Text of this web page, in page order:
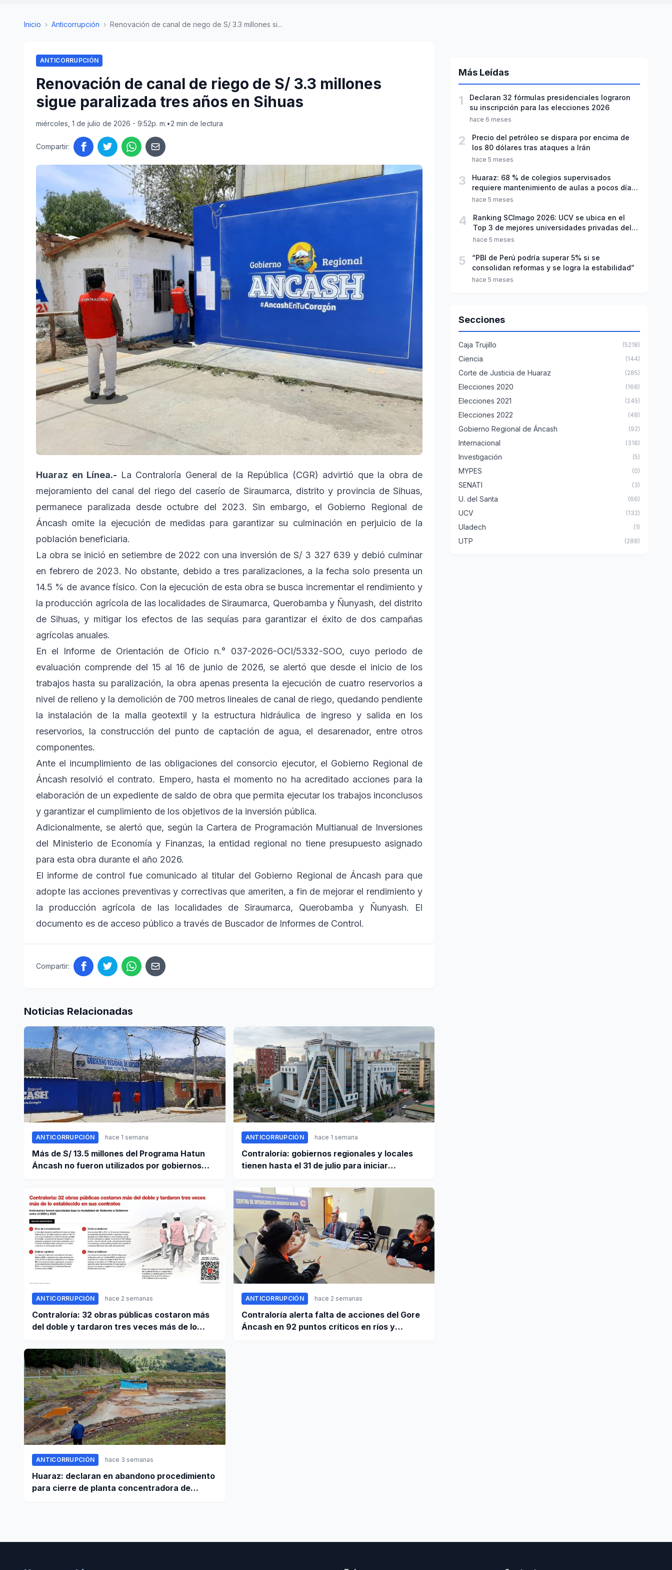
Inicio › Anticorrupción › Renovación de canal de riego de S/ 3.3 millones si...
ANTICORRUPCIÓN
Renovación de canal de riego de S/ 3.3 millones
sigue paralizada tres años en Sihuas
miércoles, 1 de julio de 2026 - 9:52p. m.•2 min de lectura
Compartir:
Huaraz en Línea.- La Contraloría General de la República (CGR) advirtió que la obra de
mejoramiento del canal del riego del caserío de Siraumarca, distrito y provincia de Sihuas,
permanece paralizada desde octubre del 2023. Sin embargo, el Gobierno Regional de
Áncash omite la ejecución de medidas para garantizar su culminación en perjuicio de la
población beneficiaria.
La obra se inició en setiembre de 2022 con una inversión de S/ 3 327 639 y debió culminar
en febrero de 2023. No obstante, debido a tres paralizaciones, a la fecha solo presenta un
14.5 % de avance físico. Con la ejecución de esta obra se busca incrementar el rendimiento y
la producción agrícola de las localidades de Siraumarca, Querobamba y Ñunyash, del distrito
de Sihuas, y mitigar los efectos de las sequías para garantizar el éxito de dos campañas
agrícolas anuales.
En el Informe de Orientación de Oficio n.° 037-2026-OCI/5332-SOO, cuyo periodo de
evaluación comprende del 15 al 16 de junio de 2026, se alertó que desde el inicio de los
trabajos hasta su paralización, la obra apenas presenta la ejecución de cuatro reservorios a
nivel de relleno y la demolición de 700 metros lineales de canal de riego, quedando pendiente
la instalación de la malla geotextil y la estructura hidráulica de ingreso y salida en los
reservorios, la construcción del punto de captación de agua, el desarenador, entre otros
componentes.
Ante el incumplimiento de las obligaciones del consorcio ejecutor, el Gobierno Regional de
Áncash resolvió el contrato. Empero, hasta el momento no ha acreditado acciones para la
elaboración de un expediente de saldo de obra que permita ejecutar los trabajos inconclusos
y garantizar el cumplimiento de los objetivos de la inversión pública.
Adicionalmente, se alertó que, según la Cartera de Programación Multianual de Inversiones
del Ministerio de Economía y Finanzas, la entidad regional no tiene presupuesto asignado
para esta obra durante el año 2026.
El informe de control fue comunicado al titular del Gobierno Regional de Áncash para que
adopte las acciones preventivas y correctivas que ameriten, a fin de mejorar el rendimiento y
la producción agrícola de las localidades de Siraumarca, Querobamba y Ñunyash. El
documento es de acceso público a través de Buscador de Informes de Control.
Compartir:
Noticias Relacionadas
ANTICORRUPCIÓN hace 1 semana
Más de S/ 13.5 millones del Programa Hatun
Áncash no fueron utilizados por gobiernos
ANTICORRUPCIÓN hace 1 semana
Contraloría: gobiernos regionales y locales
tienen hasta el 31 de julio para iniciar
ANTICORRUPCIÓN hace 2 semanas
Contraloría: 32 obras públicas costaron más
del doble y tardaron tres veces más de lo
ANTICORRUPCIÓN hace 2 semanas
Contraloría alerta falta de acciones del Gore
Áncash en 92 puntos críticos en ríos y
ANTICORRUPCIÓN hace 3 semanas
Huaraz: declaran en abandono procedimiento
para cierre de planta concentradora de
Más Leídas
1
Declaran 32 fórmulas presidenciales lograron
su inscripción para las elecciones 2026
hace 6 meses
2
Precio del petróleo se dispara por encima de
los 80 dólares tras ataques a Irán
hace 5 meses
3
Huaraz: 68 % de colegios supervisados
requiere mantenimiento de aulas a pocos días
de inicio del año escolar 2026
hace 5 meses
4
Ranking SCImago 2026: UCV se ubica en el
Top 3 de mejores universidades privadas del
Perú
hace 5 meses
5
“PBI de Perú podría superar 5% si se
consolidan reformas y se logra la estabilidad”
hace 5 meses
Secciones
Caja Trujillo (5218)
Ciencia (144)
Corte de Justicia de Huaraz (285)
Elecciones 2020 (168)
Elecciones 2021 (245)
Elecciones 2022 (48)
Gobierno Regional de Áncash (92)
Internacional (318)
Investigación (5)
MYPES (0)
SENATI (3)
U. del Santa (66)
UCV (132)
Uladech (1)
UTP (288)